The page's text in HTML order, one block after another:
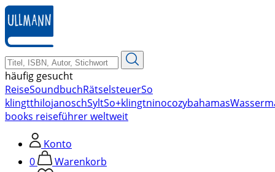
zum
Hauptinhalt
springen
häufig gesucht
ReiseSoundbuchRätselsteuerSo
klingtthilojanoschSyltSo+klingtninocozybahamas
books reiseführer weltweit
Konto
0
Warenkorb